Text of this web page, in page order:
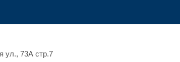
ул., 73А стр.7